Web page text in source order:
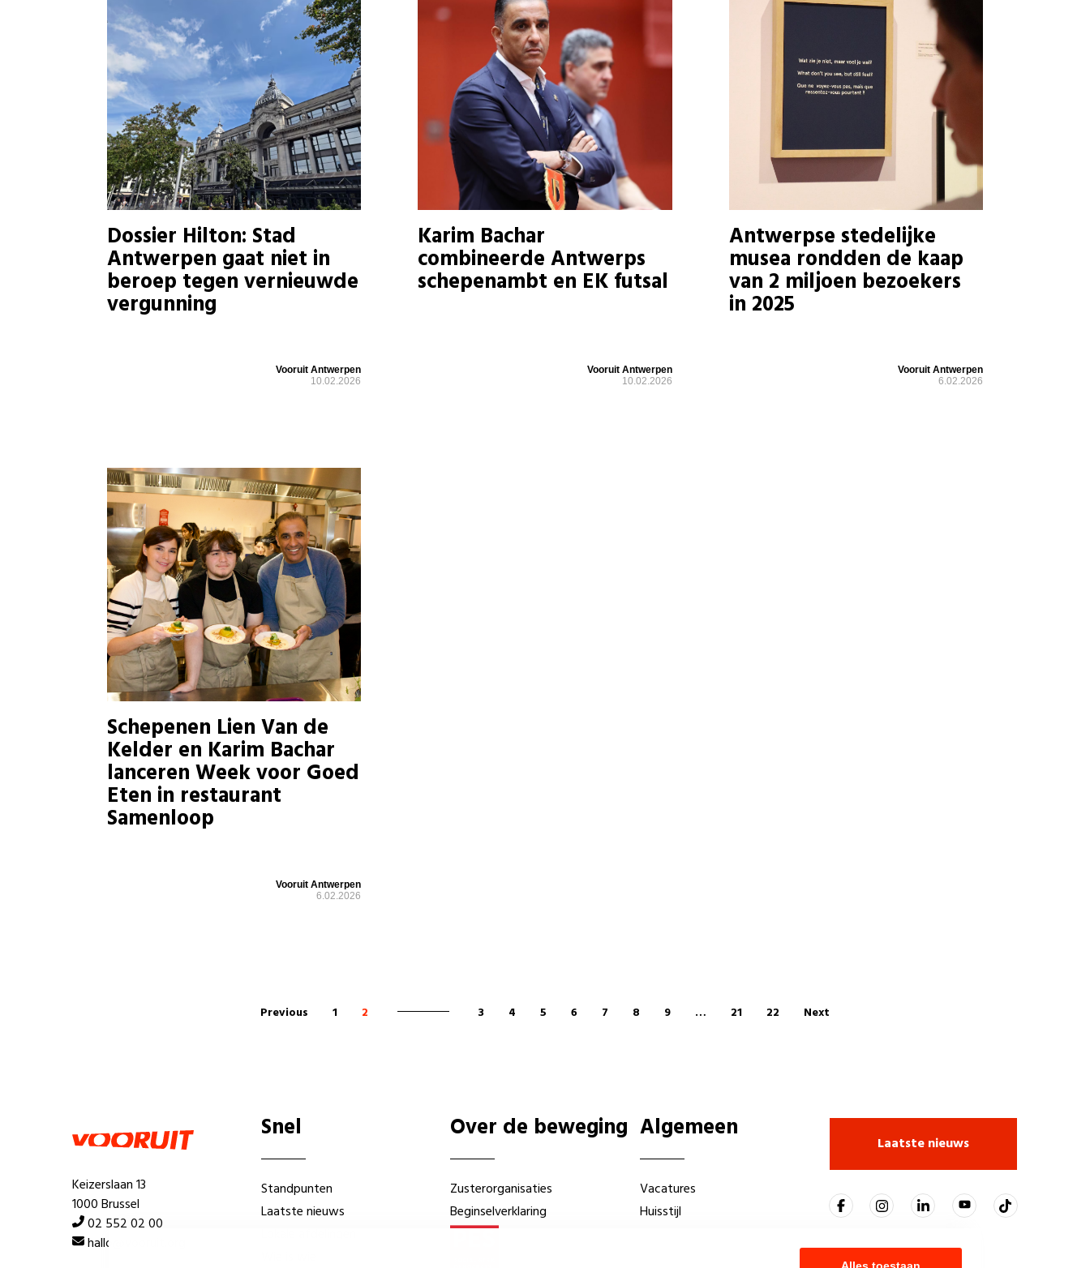
Dossier Hilton: Stad
Antwerpen gaat niet in
beroep tegen vernieuwde
vergunning
Vooruit Antwerpen
10.02.2026
Karim Bachar
combineerde Antwerps
schepenambt en EK futsal
Vooruit Antwerpen
10.02.2026
Antwerpse stedelijke
musea rondden de kaap
van 2 miljoen bezoekers
in 2025
Vooruit Antwerpen
6.02.2026
Schepenen Lien Van de
Kelder en Karim Bachar
lanceren Week voor Goed
Eten in restaurant
Samenloop
Vooruit Antwerpen
6.02.2026
Previous 1 2 3 4 5 6 7 8 9 … 21 22 Next
Keizerslaan 13
1000 Brussel
02 552 02 00
hallo@vooruit.org
Snel
Standpunten
Laatste nieuws
Over de beweging
Zusterorganisaties
Beginselverklaring
Algemeen
Vacatures
Huisstijl
Laatste nieuws